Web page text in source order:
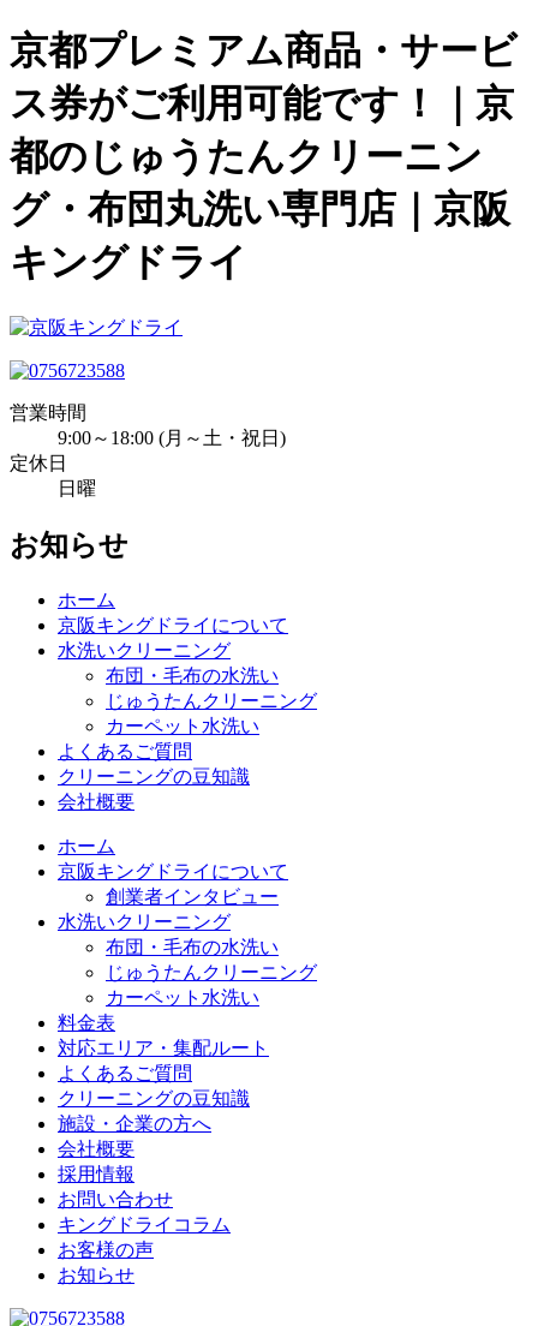
京都プレミアム商品・サービ
ス券がご利用可能です！｜京
都のじゅうたんクリーニン
グ・布団丸洗い専門店｜京阪
キングドライ
営業時間
9:00～18:00 (月～土・祝日)
定休日
日曜
お知らせ
ホーム
京阪キングドライについて
水洗いクリーニング
布団・毛布の水洗い
じゅうたんクリーニング
カーペット水洗い
よくあるご質問
クリーニングの豆知識
会社概要
ホーム
京阪キングドライについて
創業者インタビュー
水洗いクリーニング
布団・毛布の水洗い
じゅうたんクリーニング
カーペット水洗い
料金表
対応エリア・集配ルート
よくあるご質問
クリーニングの豆知識
施設・企業の方へ
会社概要
採用情報
お問い合わせ
キングドライコラム
お客様の声
お知らせ